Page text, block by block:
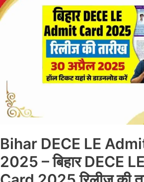
Bihar DECE LE
2025 – बिहार DECE